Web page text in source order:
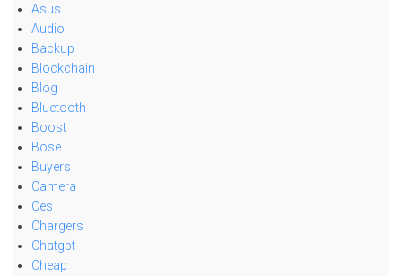
Asus
Audio
Backup
Blockchain
Blog
Bluetooth
Boost
Bose
Buyers
Camera
Ces
Chargers
Chatgpt
Cheap